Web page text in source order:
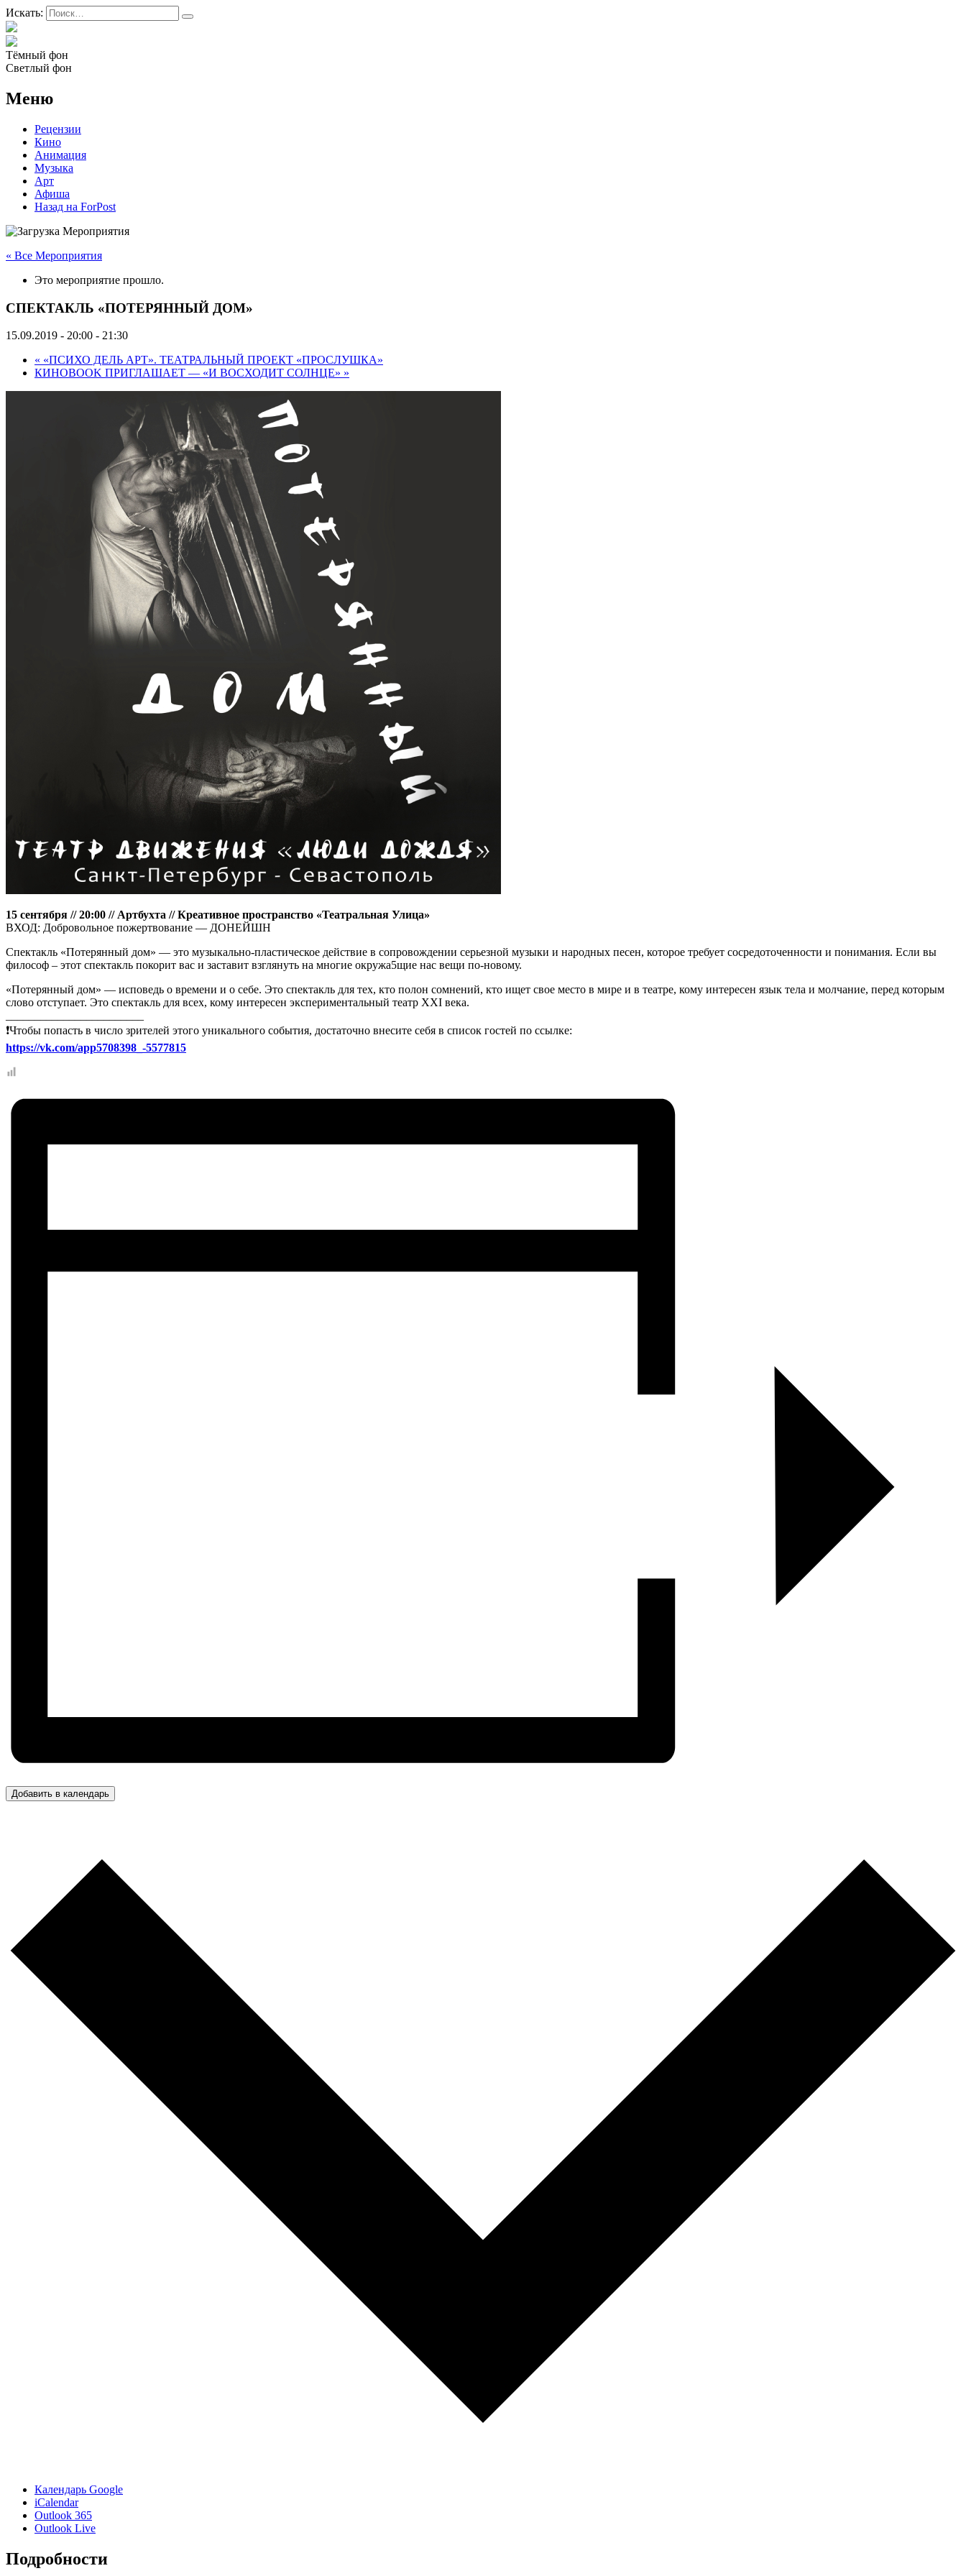
Искать:
Тёмный фон
Светлый фон
Меню
Рецензии
Кино
Анимация
Музыка
Арт
Афиша
Назад на ForPost
« Все Мероприятия
Это мероприятие прошло.
СПЕКТАКЛЬ «ПОТЕРЯННЫЙ ДОМ»
15.09.2019 - 20:00 - 21:30
« «ПСИХО ДЕЛЬ АРТ». ТЕАТРАЛЬНЫЙ ПРОЕКТ «ПРОСЛУШКА»
КИНОBOOK ПРИГЛАШАЕТ — «И ВОСХОДИТ СОЛНЦЕ» »
15 сентября // 20:00 // Артбухта // Креативное пространство «Театральная Улица»
ВХОД: Добровольное пожертвование — ДОНЕЙШН
Спектакль «Потерянный дом» — это музыкально-пластическое действие в сопровождении серьезной музыки и народных песен, которое требует сосредоточенности и понимания. Если вы
философ – этот спектакль покорит вас и заставит взглянуть на многие окружа5щие нас вещи по-новому.
«Потерянный дом» — исповедь о времени и о себе. Это спектакль для тех, кто полон сомнений, кто ищет свое место в мире и в театре, кому интересен язык тела и молчание, перед которым
слово отступает. Это спектакль для всех, кому интересен экспериментальный театр ХХI века.
❗Чтобы попасть в число зрителей этого уникального события, достаточно внесите себя в список гостей по ссылке:
https://vk.com/app5708398_-5577815
Добавить в календарь
Календарь Google
iCalendar
Outlook 365
Outlook Live
Подробности